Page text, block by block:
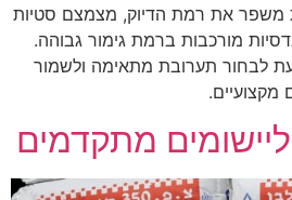
משפר את רמת הדיוק, מצמצם סטיות
מורכבות ברמת גימור גבוהה.
לבחור תערובת מתאימה ולשמור
מקצועיים.
מתקדמים